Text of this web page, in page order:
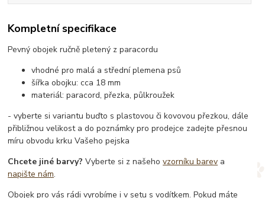
Kompletní specifikace
Pevný obojek ručně pletený z paracordu
vhodné pro malá a střední plemena psů
šířka obojku: cca 18 mm
materiál: paracord, přezka, půlkroužek
- vyberte si variantu buďto s plastovou či kovovou přezkou, dále
přibližnou velikost a do poznámky pro prodejce zadejte přesnou
míru obvodu krku Vašeho pejska
Chcete jiné barvy? Vyberte si z našehovzorníku barev a
napište nám.
Obojek pro vás rádi vyrobíme i v setu s vodítkem. Pokud máte